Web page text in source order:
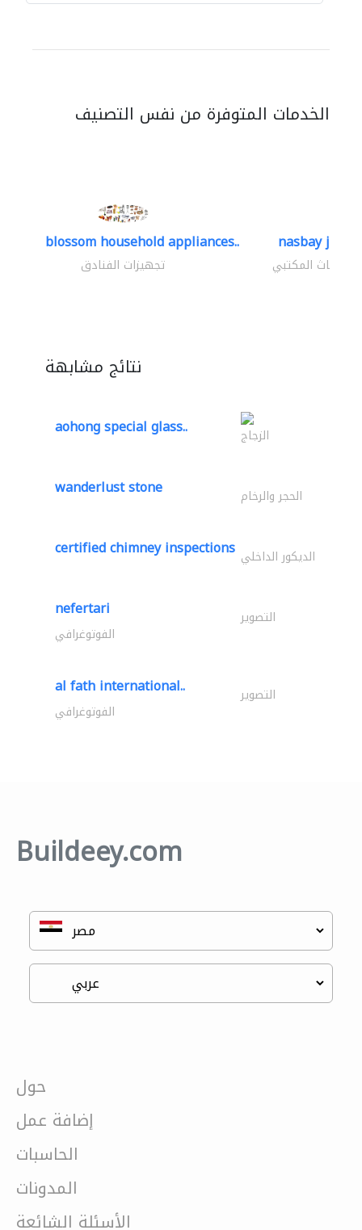
الخدمات المتوفرة من نفس التصنيف
blossom household appliances..
تجهيزات الفنادق
nasbay jlt
الأثاث المكتبي
نتائج مشابهة
aohong special glass.. الزجاج
wanderlust stone الحجر والرخام
certified chimney inspections الديكور الداخلي
nefertari التصوير
الفوتوغرافي
al fath international.. التصوير
الفوتوغرافي
Buildeey.com
حول
إضافة عمل
الحاسبات
المدونات
الأسئلة الشائعة